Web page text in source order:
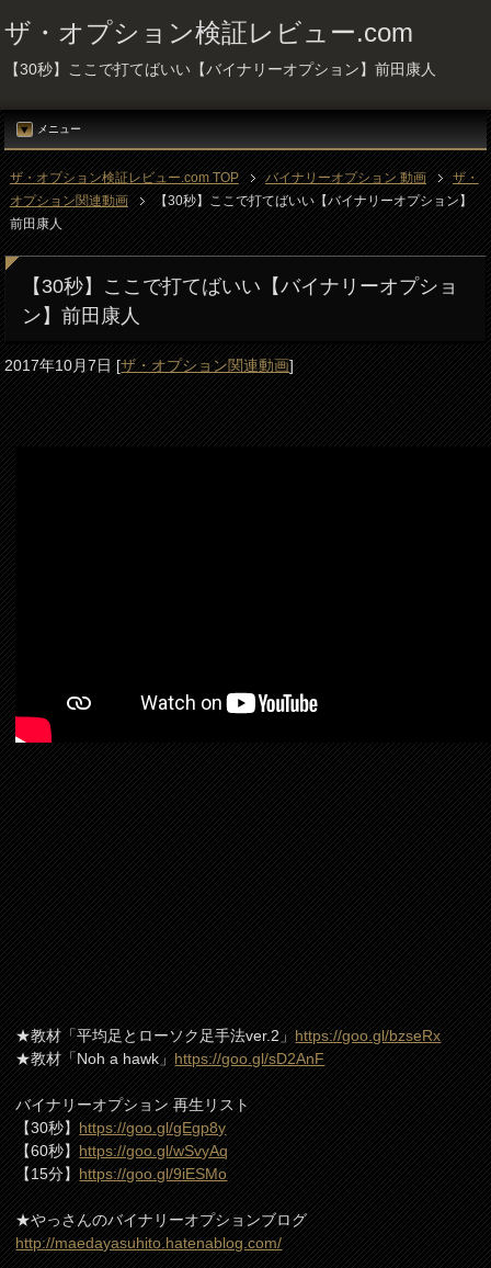
ザ・オプション検証レビュー.com
【30秒】ここで打てばいい【バイナリーオプション】前田康人
メニュー
ザ・オプション検証レビュー.com TOP バイナリーオプション 動画
ザ・
オプション関連動画
【30秒】ここで打てばいい【バイナリーオプション】
前田康人
【30秒】ここで打てばいい【バイナリーオプショ
ン】前田康人
2017年10月7日[ザ・オプション関連動画]
★教材「平均足とローソク足手法ver.2」https://goo.gl/bzseRx
★教材「Noh a hawk」https://goo.gl/sD2AnF
バイナリーオプション 再生リスト
【30秒】https://goo.gl/gEgp8y
【60秒】https://goo.gl/wSvyAq
【15分】https://goo.gl/9iESMo
★やっさんのバイナリーオプションブログ
http://maedayasuhito.hatenablog.com/